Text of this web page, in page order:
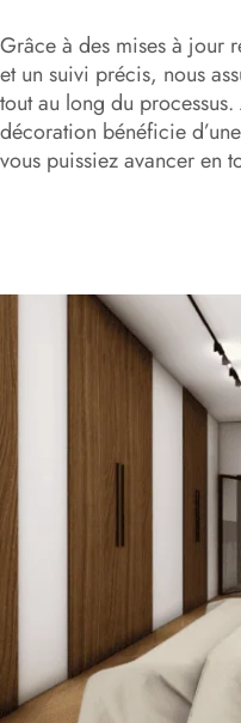
Grâce à des mises à jour
et un suivi précis, nous
tout au long du
décoration bénéficie
vous puissiez avancer en